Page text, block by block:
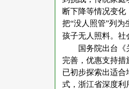
断下降等情况变
把“没人照管”列
孩子无人照料。社
国务院出台《
完善，优惠支持
已初步探索出适合
式，浙江省深度利